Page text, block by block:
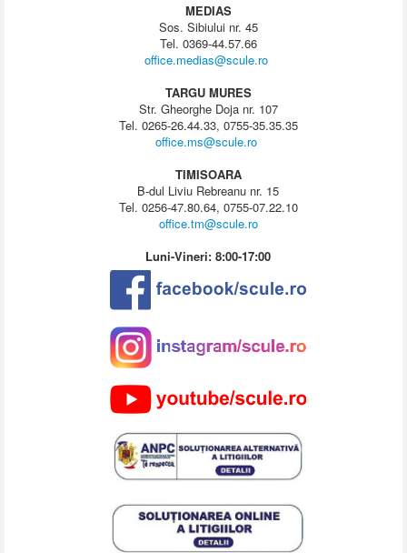
MEDIAS
Sos. Sibiului nr. 45
Tel. 0369-44.57.66
office.medias@scule.ro
TARGU MURES
Str. Gheorghe Doja nr. 107
Tel. 0265-26.44.33, 0755-35.35.35
office.ms@scule.ro
TIMISOARA
B-dul Liviu Rebreanu nr. 15
Tel. 0256-47.80.64, 0755-07.22.10
office.tm@scule.ro
Luni-Vineri: 8:00-17:00